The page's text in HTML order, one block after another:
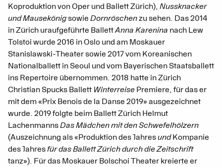
Koproduktion von Oper und Ballett Zürich), Nussknacker
und Mausekönigsowie Dornröschenzu sehen. Das 2014
in Zürich uraufgeführte BallettAnna Karenina nach Lew
Tolstoi wurde 2016 in Oslo und am Moskauer
Stanislawski-Theater sowie 2017 vom Koreanischen
Nationalballett in Seoul und vom Bayerischen Staatsballett
ins Repertoire übernommen. 2018 hatte in Zürich
Christian Spucks Ballett Winterreise Premiere, für das er
mit dem «Prix Benois de la Danse 2019» ausgezeichnet
wurde. 2019 folgte beim Ballett Zürich Helmut
LachenmannsDas Mädchen mit den Schwefelhölzern
(Auszeichnung als «Produktion des JahresundKompanie
des Jahresfür das Ballett Zürich durch die Zeitschrift
tanz»). Für das Moskauer Bolschoi Theater kreierte er